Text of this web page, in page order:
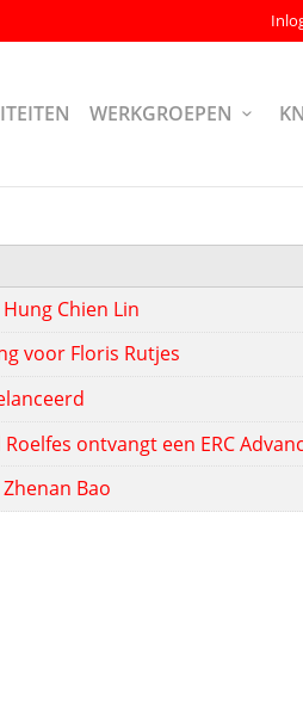
WERKGROEPEN
Chien Lin
voor Floris Rutjes
ontvangt een ERC
Bao